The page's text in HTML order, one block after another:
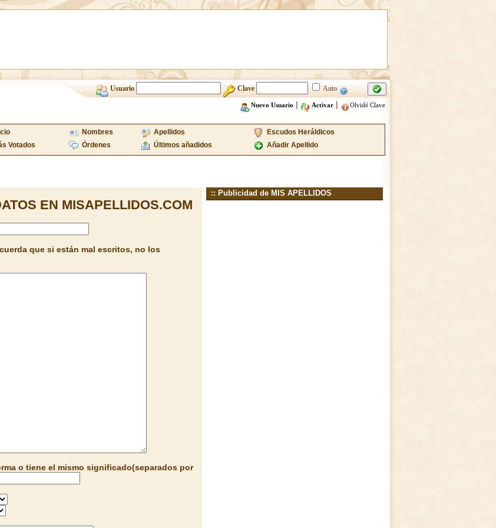
Usuario Clave Auto
Nuevo Usuario | Activar| Olvidé Clave
Nombres Apellidos
Escudos Heráldicos
Votados
Órdenes Últimos añadidos Añadir Apellido
EN MISAPELLIDOS.COM
que si están mal escritos, no los
o tiene el mismo significado(separados por
:: Publicidad de MIS APELLIDOS